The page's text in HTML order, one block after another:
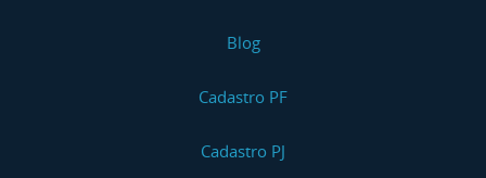
Blog
Cadastro PF
Cadastro PJ